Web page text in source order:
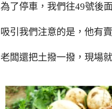
為了停車，我們往49號後
吸引我們注意的是，他有
老闆還把土撥一撥，現場